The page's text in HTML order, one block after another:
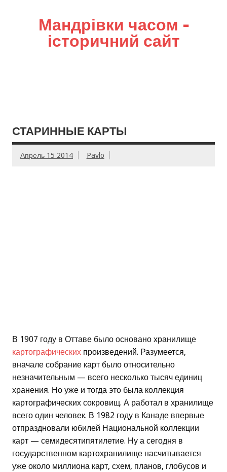
Мандрівки часом –
історичний сайт
СТАРИННЫЕ КАРТЫ
Апрель 15 2014 Pavlo
В 1907 году в Оттаве было основано хранилище
картографических произведений. Разумеется,
вначале собрание карт было относительно
незначительным — всего несколько тысяч единиц
хранения. Но уже и тогда это была коллекция
картографических сокровищ. А работал в хранилище
всего один человек. В 1982 году в Канаде впервые
отпраздновали юбилей Национальной коллекции
карт — семидесятипятилетие. Ну а сегодня в
государственном картохранилище насчитывается
уже около миллиона карт, схем, планов, глобусов и